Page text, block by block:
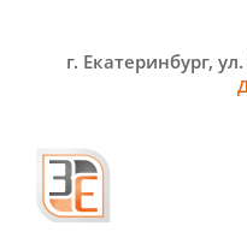
г. Екатеринбург,